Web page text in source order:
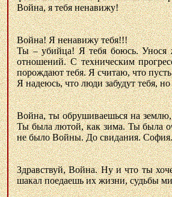
Война, я тебя ненавижу!
Война! Я ненавижу тебя!!!
Ты – убийца! Я тебя боюсь. Унося
отношений. С техническим
порождают тебя. Я считаю, что
Я надеюсь, что люди забудут тебя,
Война, ты обрушиваешься на землю,
Ты была лютой, как зима. Ты была
не было Войны. До свидания. София.
Здравствуй, Война. Ну и что ты
шакал поедаешь их жизни, судьбы